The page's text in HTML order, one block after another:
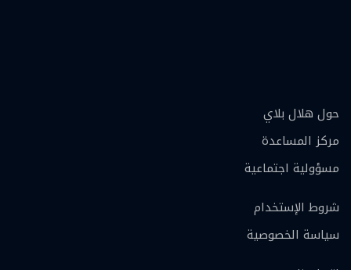
حول هلال بلاي
مركز المساعدة
مسؤولية اجتماعية
شروط الإستخدام
سياسة الخصوصية